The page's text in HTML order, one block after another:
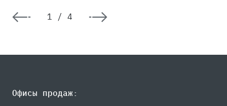
1 / 4
Офисы продаж: